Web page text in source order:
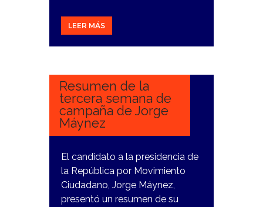
LEER MÁS
25
Resumen de la
tercera semana de
campaña de Jorge
Máynez
El candidato a la presidencia de
la República por Movimiento
Ciudadano, Jorge Máynez,
presentó un resumen de su